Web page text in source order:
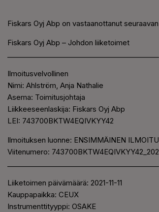
Fiskars Oyj Abp on vastaanottanut
Fiskars Oyj Abp – Johdon liiketoimet
Ilmoitusvelvollinen
Nimi: Ahlström, Anja Nathalie
Asema: Toimitusjohtaja
Liikkeeseenlaskija: Fiskars Oyj Abp
LEI: 743700BKTW4EQIVKYY42
Ilmoituksen luonne: ENSIMMÄINEN
Viitenumero:
Liiketoimen päivämäärä: 2021-11-11
Kauppapaikka: CEUX
Instrumenttityyppi: OSAKE